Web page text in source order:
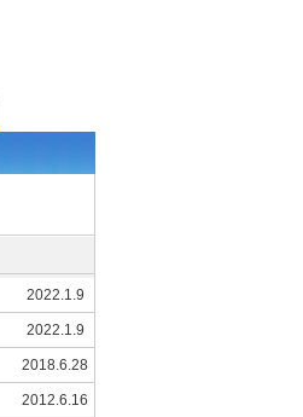
2022.1.9
2022.1.9
2018.6.28
2012.6.16